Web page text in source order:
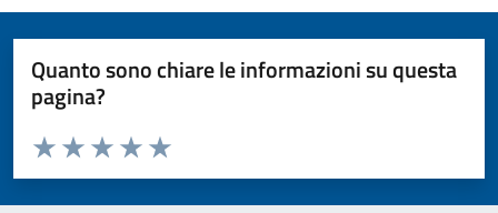
Quanto sono chiare le informazioni su questa
pagina?
Valuta da 1 a 5 stelle la pagina
Valuta 5 stelle su 5
Valuta 4 stelle su 5
Valuta 3 stelle su 5
Valuta 2 stelle su 5
Valuta 1 stelle su 5